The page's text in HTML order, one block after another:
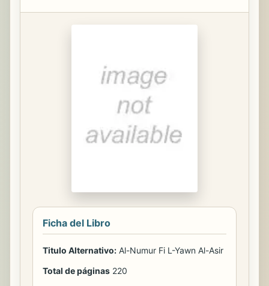
Ficha del Libro
Titulo Alternativo: Al-Numur Fi L-Yawn Al-Asir
Total de páginas 220